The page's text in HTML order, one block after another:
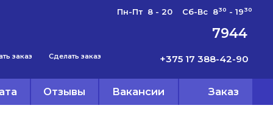
заказ Сделать заказ
Пн-Пт 8 - 20 Сб-Вс 830 - 1930
7944
+375 17 388-42-90
Отзывы Вакансии Заказ